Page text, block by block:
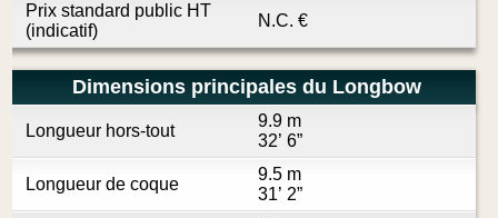
Prix standard public HT
(indicatif)
N.C. €
Dimensions principales du Longbow
Longueur hors-tout
9.9 m
32’ 6”
Longueur de coque
9.5 m
31’ 2”